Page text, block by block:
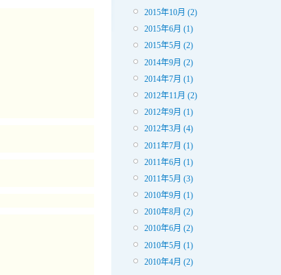
2015年10月 (2)
2015年6月 (1)
2015年5月 (2)
2014年9月 (2)
2014年7月 (1)
2012年11月 (2)
2012年9月 (1)
2012年3月 (4)
2011年7月 (1)
2011年6月 (1)
2011年5月 (3)
2010年9月 (1)
2010年8月 (2)
2010年6月 (2)
2010年5月 (1)
2010年4月 (2)